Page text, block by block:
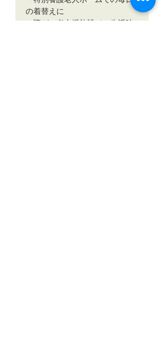
の着替えに
・障がい者支援施設での生活時